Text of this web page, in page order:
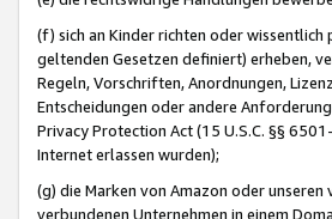
(f) sich an Kinder richten oder
geltenden Gesetzen definiert) erheben,
Regeln, Vorschriften, Anordnungen,
Entscheidungen oder andere
Privacy Protection Act (15 U.S.C. §§
Internet erlassen wurden);
(g) die Marken von Amazon oder
verbundenen Unternehmen in einem